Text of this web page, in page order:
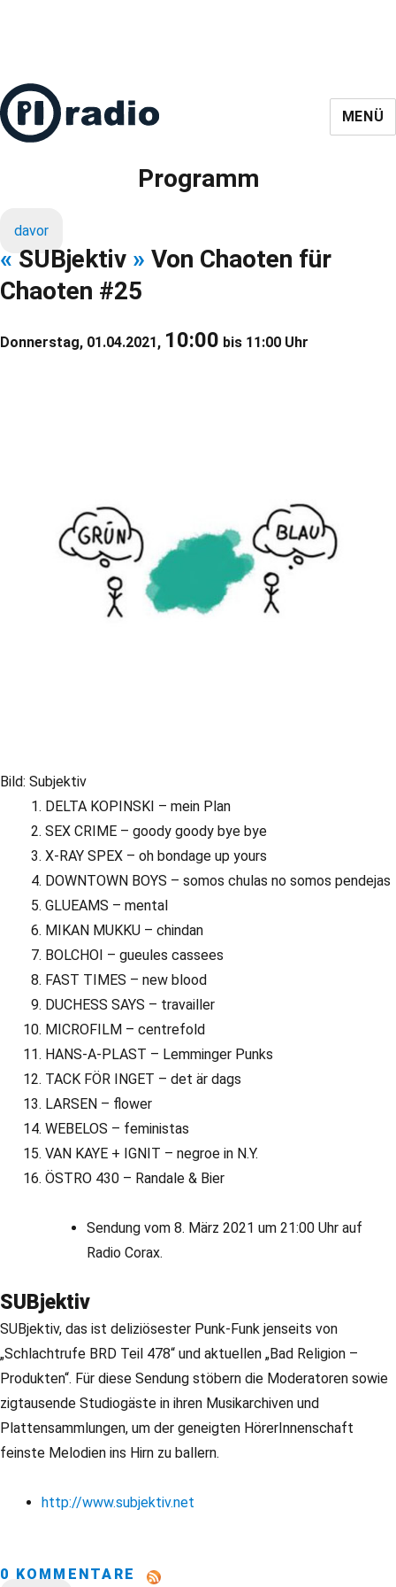
MENÜ
Programm
davor
« SUBjektiv » Von Chaoten für
Chaoten #25
Donnerstag, 01.04.2021, 10:00 bis 11:00 Uhr
Bild: Subjektiv
DELTA KOPINSKI – mein Plan
SEX CRIME – goody goody bye bye
X-RAY SPEX – oh bondage up yours
DOWNTOWN BOYS – somos chulas no somos pendejas
GLUEAMS – mental
MIKAN MUKKU – chindan
BOLCHOI – gueules cassees
FAST TIMES – new blood
DUCHESS SAYS – travailler
MICROFILM – centrefold
HANS-A-PLAST – Lemminger Punks
TACK FÖR INGET – det är dags
LARSEN – flower
WEBELOS – feministas
VAN KAYE + IGNIT – negroe in N.Y.
ÖSTRO 430 – Randale & Bier
Sendung vom 8. März 2021 um 21:00 Uhr auf
Radio Corax.
SUBjektiv
SUBjektiv, das ist deliziösester Punk-Funk jenseits von
„Schlachtrufe BRD Teil 478“ und aktuellen „Bad Religion –
Produkten“. Für diese Sendung stöbern die Moderatoren sowie
zigtausende Studiogäste in ihren Musikarchiven und
Plattensammlungen, um der geneigten HörerInnenschaft
feinste Melodien ins Hirn zu ballern.
http://www.subjektiv.net
0 KOMMENTARE